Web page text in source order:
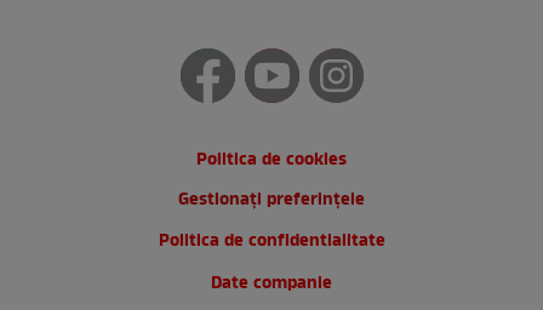
Politica de cookies
Gestionați preferințele
Politica de confidentialitate
Date companie